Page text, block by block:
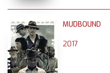
MUDBOUND
2017